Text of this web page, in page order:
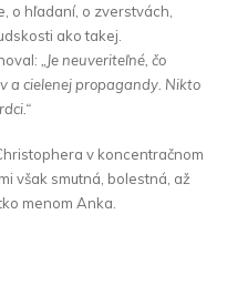
o hľadaní, o zverstvách,
ako takej.
„Je neuveriteľné, čo
a cielenej propagandy. Nikto
v koncentračnom
však smutná, bolestná, až
menom Anka.